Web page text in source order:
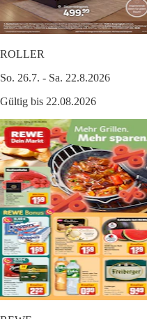
ROLLER
So. 26.7. - Sa. 22.8.2026
Gültig bis 22.08.2026